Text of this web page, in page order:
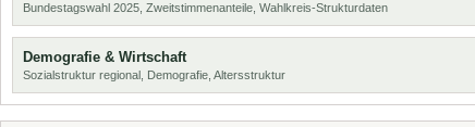
Bundestagswahl 2025, Zweitstimmenanteile, Wahlkreis-Strukturdaten
Demografie & Wirtschaft
Sozialstruktur regional, Demografie, Altersstruktur